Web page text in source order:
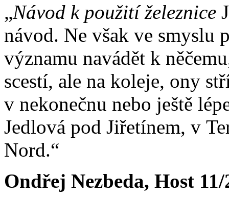
„Návod k použití železnice
návod. Ne však ve smyslu
významu navádět k
scestí, ale na koleje, ony
v nekonečnu nebo ještě
Jedlová pod Jiřetínem, v
Nord.“
Ondřej Nezbeda, Host 11/